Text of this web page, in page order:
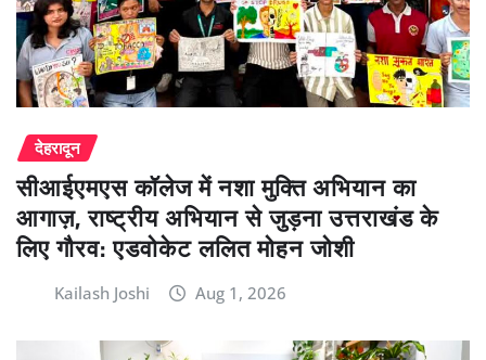
देहरादून
सीआईएमएस कॉलेज में नशा मुक्ति अभियान का
आगाज़, राष्ट्रीय अभियान से जुड़ना उत्तराखंड के
लिए गौरव: एडवोकेट ललित मोहन जोशी
Kailash Joshi Aug 1, 2026